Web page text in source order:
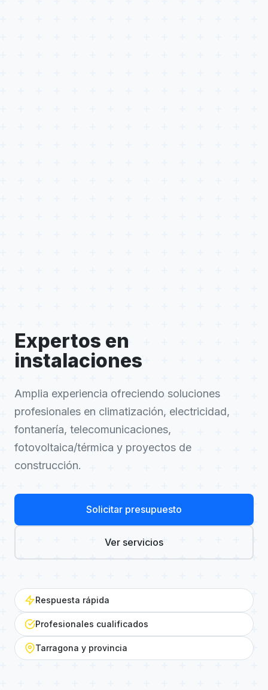
Expertos en
instalaciones
Amplia experiencia ofreciendo soluciones
profesionales en climatización, electricidad,
fontanería, telecomunicaciones,
fotovoltaica/térmica y proyectos de
construcción.
Solicitar presupuesto
Ver servicios
Respuesta rápida
Profesionales cualificados
Tarragona y provincia